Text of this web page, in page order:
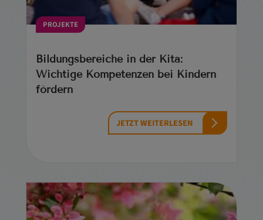
PROJEKTE
Bildungsbereiche in der Kita:
Wichtige Kompetenzen bei Kindern
fördern
JETZT WEITERLESEN